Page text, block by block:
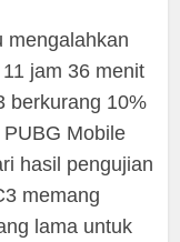
mengalahkan
jam 36 menit
berkurang 10%
Mobile
hasil pengujian
memang
lama untuk